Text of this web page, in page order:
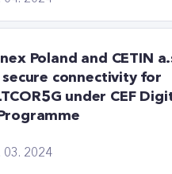
03. 2024
Poland and CETIN
connectivity for
under CEF